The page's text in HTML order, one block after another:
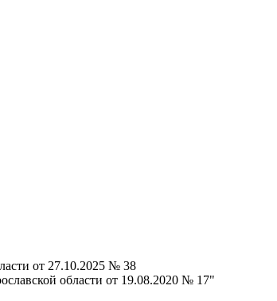
от 27.10.2025 № 38
области от 19.08.2020 № 17"